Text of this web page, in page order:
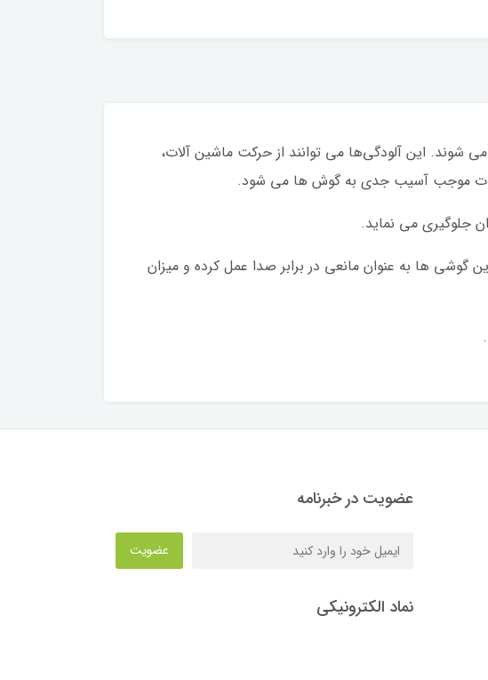
این آلودگی‌ها می توانند از حرکت ماشین آلات،
مدت موجب آسیب جدی به گوش ها می شود.
جلوگیری می نماید.
گوشی ها به عنوان مانعی در برابر صدا عمل کرده و میزان
عضویت در خبرنامه
عضویت
نماد الکترونیکی